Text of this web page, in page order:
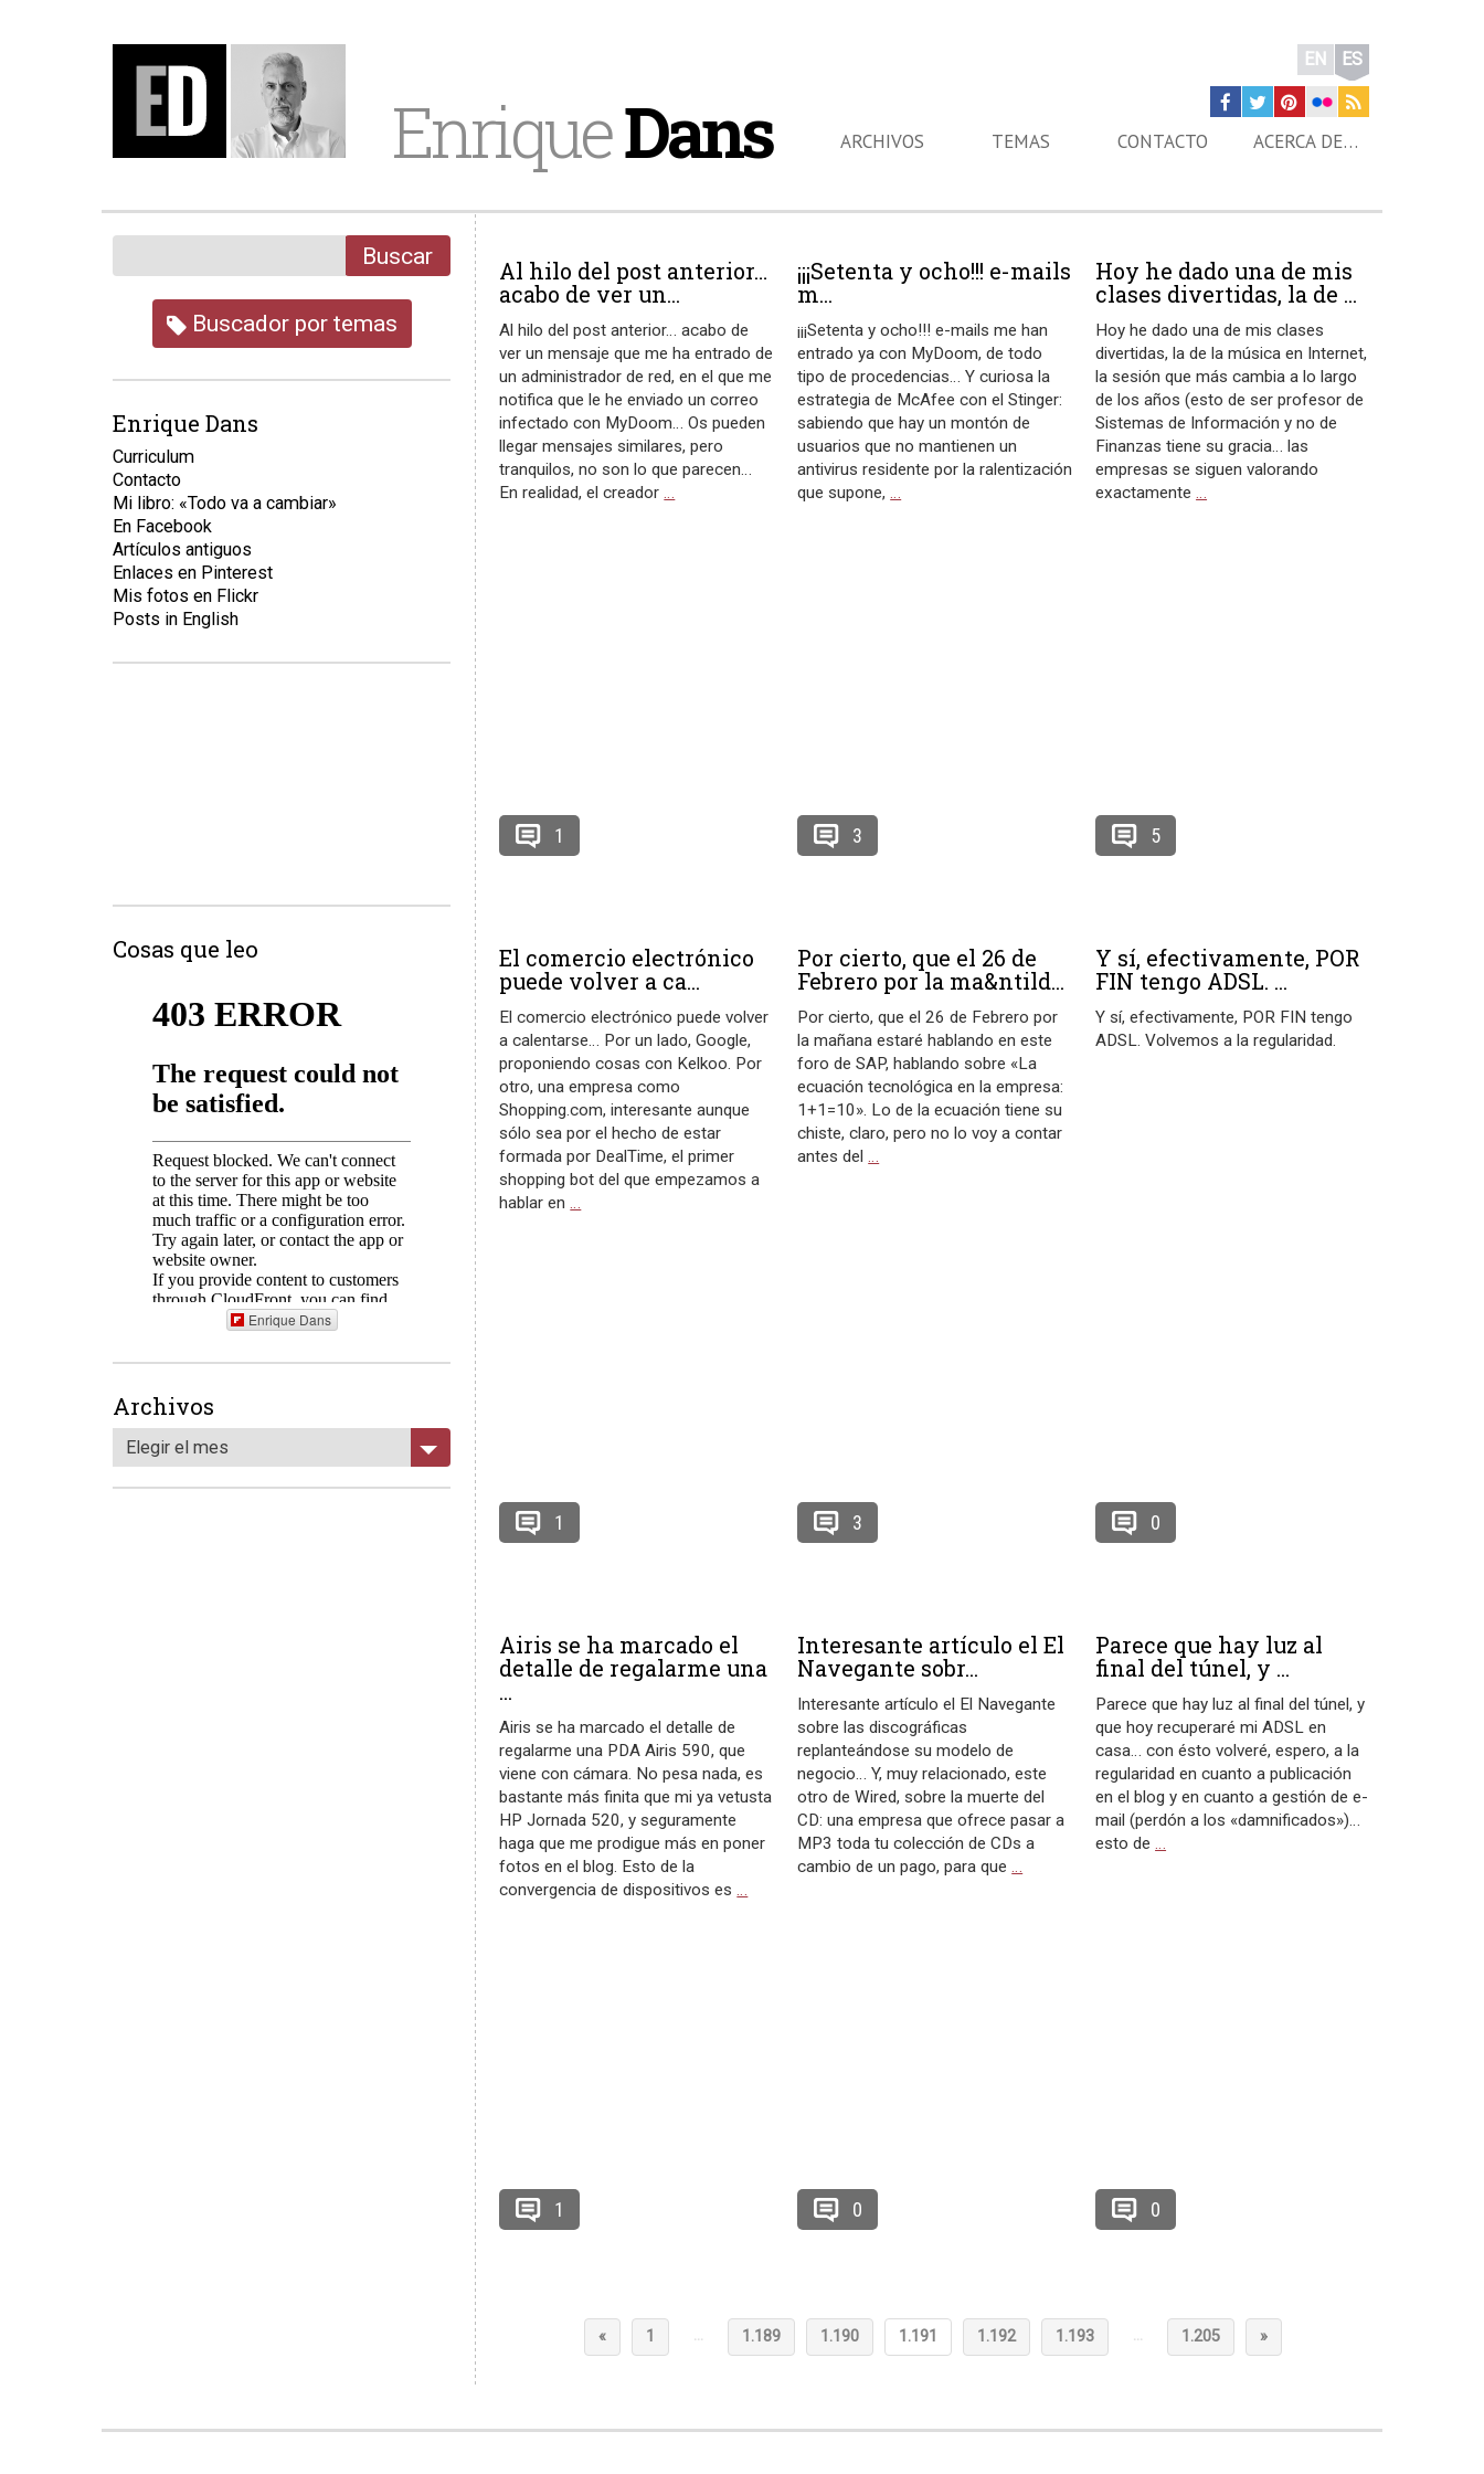
EnriqueDans
EN ES
ARCHIVOS TEMAS CONTACTO ACERCA DE…
Al hilo del post anterior…
acabo de ver un...
Al hilo del post anterior… acabo de
ver un mensaje que me ha entrado de
un administrador de red, en el que me
notifica que le he enviado un correo
infectado con MyDoom… Os pueden
llegar mensajes similares, pero
tranquilos, no son lo que parecen…
En realidad, el creador…
1
¡¡¡Setenta y ocho!!! e-mails
m...
¡¡¡Setenta y ocho!!! e-mails me han
entrado ya con MyDoom, de todo
tipo de procedencias… Y curiosa la
estrategia de McAfee con el Stinger:
sabiendo que hay un montón de
usuarios que no mantienen un
antivirus residente por la ralentización
que supone,…
3
Hoy he dado una de mis
clases divertidas, la de ...
Hoy he dado una de mis clases
divertidas, la de la música en Internet,
la sesión que más cambia a lo largo
de los años (esto de ser profesor de
Sistemas de Información y no de
Finanzas tiene su gracia… las
empresas se siguen valorando
exactamente…
5
El comercio electrónico
puede volver a ca...
El comercio electrónico puede volver
a calentarse… Por un lado, Google,
proponiendo cosas con Kelkoo. Por
otro, una empresa como
Shopping.com, interesante aunque
sólo sea por el hecho de estar
formada por DealTime, el primer
shopping bot del que empezamos a
hablar en…
1
Por cierto, que el 26 de
Febrero por la ma&ntild...
Por cierto, que el 26 de Febrero por
la mañana estaré hablando en este
foro de SAP, hablando sobre «La
ecuación tecnológica en la empresa:
1+1=10». Lo de la ecuación tiene su
chiste, claro, pero no lo voy a contar
antes del…
3
Y sí, efectivamente, POR
FIN tengo ADSL. ...
Y sí, efectivamente, POR FIN tengo
ADSL. Volvemos a la regularidad.
0
Airis se ha marcado el
detalle de regalarme una
...
Airis se ha marcado el detalle de
regalarme una PDA Airis 590, que
viene con cámara. No pesa nada, es
bastante más finita que mi ya vetusta
HP Jornada 520, y seguramente
haga que me prodigue más en poner
fotos en el blog. Esto de la
convergencia de dispositivos es…
1
Interesante artículo el El
Navegante sobr...
Interesante artículo el El Navegante
sobre las discográficas
replanteándose su modelo de
negocio… Y, muy relacionado, este
otro de Wired, sobre la muerte del
CD: una empresa que ofrece pasar a
MP3 toda tu colección de CDs a
cambio de un pago, para que…
0
Parece que hay luz al
final del túnel, y ...
Parece que hay luz al final del túnel, y
que hoy recuperaré mi ADSL en
casa… con ésto volveré, espero, a la
regularidad en cuanto a publicación
en el blog y en cuanto a gestión de e-
mail (perdón a los «damnificados»)…
esto de…
0
« 1 … 1.189 1.190 1.191 1.192 1.193 … 1.205 »
Buscar
Buscador por temas
Enrique Dans
Curriculum
Contacto
Mi libro: «Todo va a cambiar»
En Facebook
Artículos antiguos
Enlaces en Pinterest
Mis fotos en Flickr
Posts in English
Cosas que leo
Enrique Dans
Archivos
Elegir el mes